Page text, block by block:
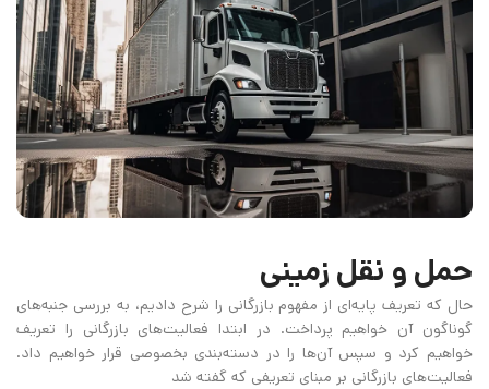
حمل و نقل زمینی
حال که تعریف پایه‌ای از مفهوم بازرگانی را شرح دادیم، به بررسی جنبه‌های
گوناگون آن خواهیم پرداخت. در ابتدا فعالیت‌های بازرگانی را تعریف
خواهیم کرد و سپس آن‌ها را در دسته‌بندی بخصوصی قرار خواهیم داد.
فعالیت‌های بازرگانی بر مبنای تعریفی که گفته شد